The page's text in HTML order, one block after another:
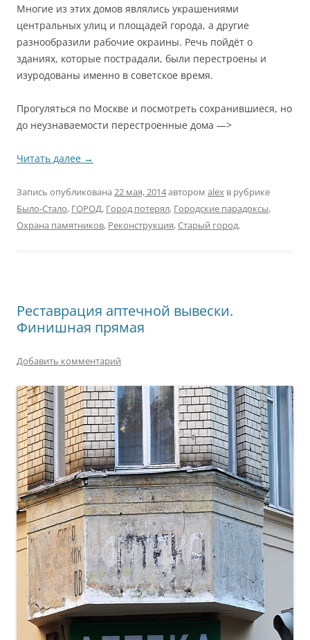
Многие из этих домов являлись украшениями
центральных улиц и площадей города, а другие
разнообразили рабочие окраины. Речь пойдёт о
зданиях, которые пострадали, были перестроены и
изуродованы именно в советское время.
Прогуляться по Москве и посмотреть сохранившиеся, но
до неузнаваемости перестроенные дома —>
Читать далее →
Запись опубликована 22 мая, 2014автором alex в рубрике
Было-Стало, ГОРОД, Город потерял, Городские парадоксы,
Охрана памятников, Реконструкция,Старый город.
Реставрация аптечной вывески.
Финишная прямая
Добавить комментарий